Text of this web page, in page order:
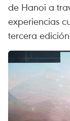
de Hanoi a
experiencias
tercera